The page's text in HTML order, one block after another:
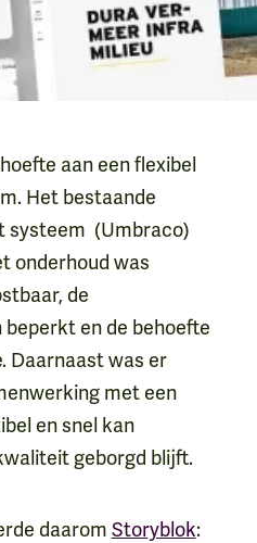
aan een flexibel
Het bestaande
systeem (Umbraco)
onderhoud was
de
en de behoefte
Daarnaast was er
met een
en snel kan
geborgd blijft.
daarom Storyblok: